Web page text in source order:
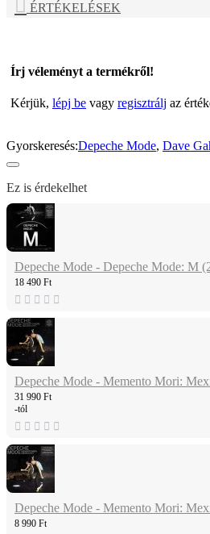
ÉRTÉKELÉSEK
Írj véleményt a termékről!
Kérjük, lépj be vagy regisztrálj az
Gyorskeresés:Depeche Mode, Dave
Ez is érdekelhet
Depeche Mode - Depeche Mode: M
18 490 Ft
Depeche Mode - Memento Mori:
31 990 Ft
-tól
Depeche Mode - Memento Mori:
8 990 Ft